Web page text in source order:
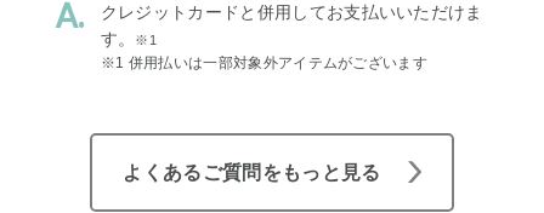
クレジットカードと併用してお支払いいただけま
す。
※1
※1 併用払いは一部対象外アイテムがございます
よくあるご質問をもっと見る